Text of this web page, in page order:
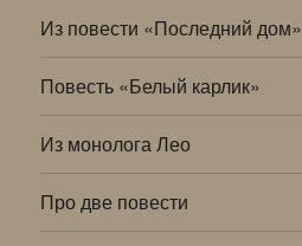
Из повести «Последний дом»
Повесть «Белый карлик»
Из монолога Лео
Про две повести